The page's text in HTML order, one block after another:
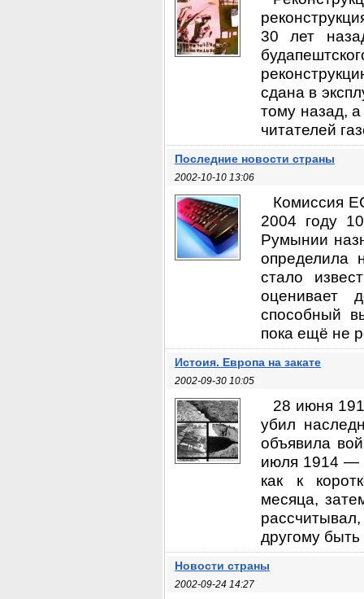
30 лет
сдана в
тому назад,
читателей
Последние новости страны
2002-10-10 13:06
Комиссия
2004 году
Румынии
определила
стало
оценивает
способный
пока ещё не
Истоия. Европа на закате
2002-09-30 10:05
28 июня
убил
объявила
июля 1914 —
как к
месяца,
другому
Новости страны
2002-09-24 14:27